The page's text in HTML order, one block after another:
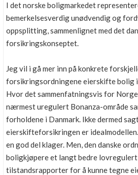
I det norske boligmarkedet
bemerkelsesverdig unødvendig og
oppsplitting, sammenlignet med det
forsikringskonseptet.
Jeg vil i gå mer inn på konkrete
forsikringsordningene eierskifte bolig
Hvor det sammenfatningsvis for
nærmest uregulert Bonanza-område
forholdene i Danmark. Ikke dermed
eierskifteforsikringen er
en god del klager. Men, den danske
boligkjøpere et langt bedre lovregulert
tilstandsrapporter for å kunne tegne